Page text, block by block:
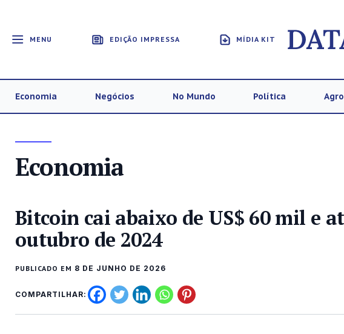
MENU EDIÇÃO IMPRESSA MÍDIA KIT
Economia Negócios No Mundo Política
Economia
Bitcoin cai abaixo de US$ 60 mil e
outubro de 2024
PUBLICADO EM 8 DE JUNHO DE 2026
COMPARTILHAR: